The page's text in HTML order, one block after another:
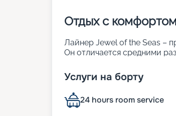
Отдых с
Лайнер Jewel of the Seas –
Он отличается средними
которую потрачено 20
интерьеру и обеспечению
пространство со
особенности:
Услуги на борту
24 hours room service